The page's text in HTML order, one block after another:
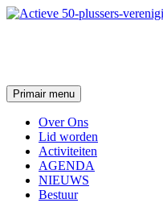
Ga
Zoeken
Primair menu
Over Ons
Lid worden
Activiteiten
AGENDA
NIEUWS
Bestuur